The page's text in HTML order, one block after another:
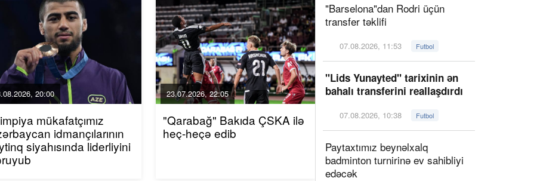
20:00
mükafatçımız
idmançılarının
siyahısında liderliyini
23.07.2026, 22:05
"Qarabağ" Bakıda ÇSKA ilə
heç-heçə edib
"Barselona"dan Rodri üçün
transfer təklifi
07.08.2026, 11:53 Futbol
"Lids Yunayted" tarixinin ən
bahalı transferini reallaşdırdı
07.08.2026, 10:38 Futbol
Paytaxtımız beynəlxalq
badminton turnirinə ev sahibliyi
edəcək